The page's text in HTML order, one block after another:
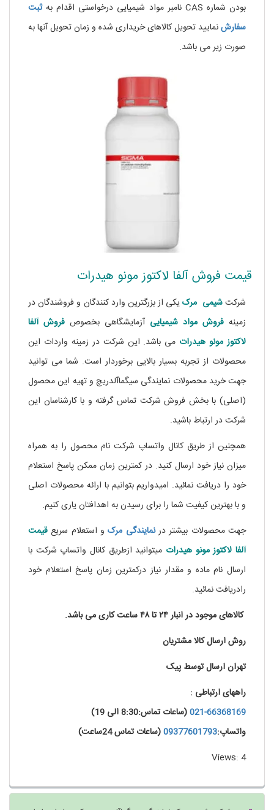
بودن شماره CAS نامبر مواد شیمیایی درخواستی اقدام به
ثبت
سفارشنمایید تحویل کالاهای خریداری شده و زمان تحویل آنها به
صورت زیر می باشد.
قیمت فروش آلفا لاکتوز مونو هیدرات
شرکتشیمی مرکیکی از بزرگترین وارد کنندگان و فروشندگان در
زمینه فروش مواد شیمیایی آزمایشگاهی بخصوص فروش آلفا
لاکتوز مونو هیدرات می باشد. این شرکت در زمینه واردات این
محصولات از تجربه بسیار بالایی برخوردار است. شما می توانید
جهت خرید محصولات نمایندگی سیگماآلدریچ و تهیه این محصول
(اصلی) با بخش فروش شرکت تماس گرفته و با کارشناسان این
شرکت در ارتباط باشید.
همچنین از طریق کانال واتساپ شرکت نام محصول را به همراه
میزان نیاز خود ارسال کنید. در کمترین زمان ممکن پاسخ استعلام
خود را دریافت نمائید. امیدواریم بتوانیم با ارائه محصولات اصلی
و با بهترین کیفیت شما را برای رسیدن به اهدافتان یاری کنیم.
جهت محصولات بیشتر درنمایندگی مرکو استعلام سریع قیمت
آلفا لاکتوز مونو هیدرات میتوانید ازطریق کانال واتساپ شرکت با
ارسال نام ماده و مقدار نیاز درکمترین زمان پاسخ استعلام خود
رادریافت نمائید.
کالاهای موجود در انبار ۲۴ تا ۴۸ ساعت کاری می باشد.
روش ارسال کالا مشتریان
تهران ارسال توسط پیک
راههای ارتباطی :
021-66368169(ساعات تماس:8:30 الی 19)
واتساپ:09377601793(ساعات تماس 24ساعت)
Views: 4